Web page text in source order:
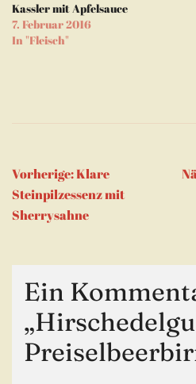
Kassler mit Apfelsauce
7. Februar 2016
In "Fleisch"
Beitragsnavigation
Vorherige:Klare
Steinpilzessenz mit
Sherrysahne
Ein
„